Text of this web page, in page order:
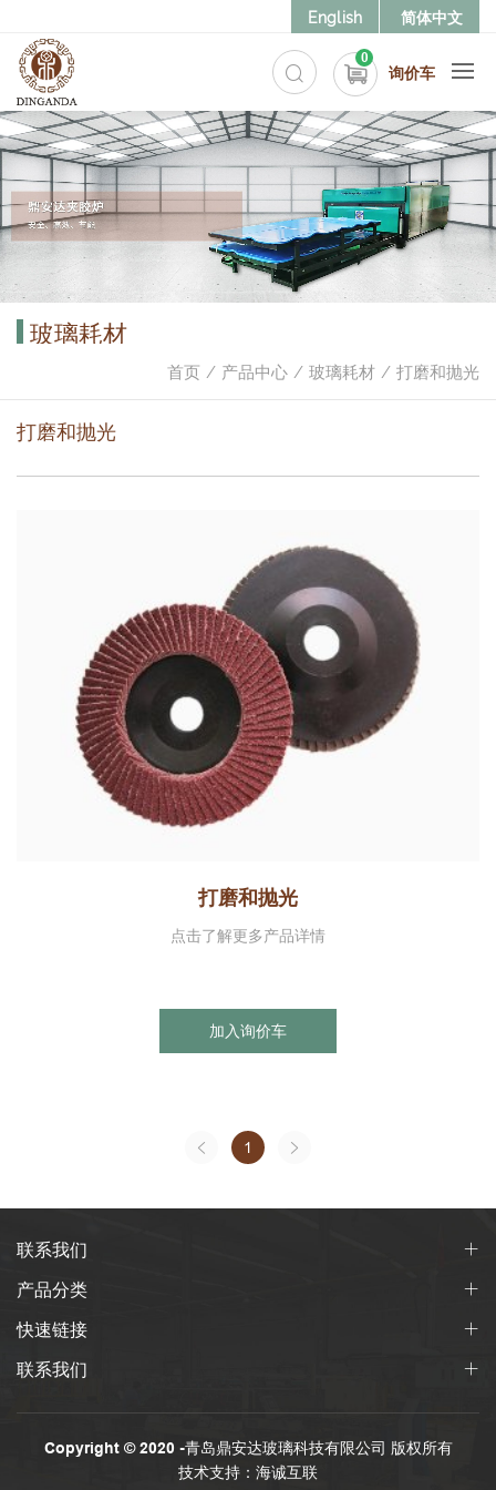
English 简体中文
0
询价车
玻璃耗材
首页 产品中心 玻璃耗材 打磨和抛光
打磨和抛光
打磨和抛光
点击了解更多产品详情
加入询价车
1
联系我们
产品分类
快速链接
联系我们
Copyright © 2020 -青岛鼎安达玻璃科技有限公司 版权所有
技术支持：海诚互联